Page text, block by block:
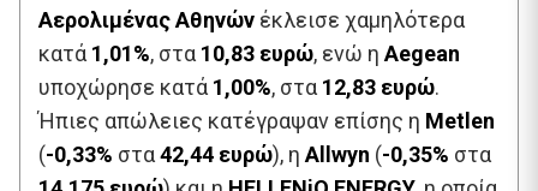
Αερολιμένας Αθηνών έκλεισε χαμηλότερα
κατά 1,01%, στα 10,83 ευρώ, ενώ η Aegean
υποχώρησε κατά 1,00%, στα 12,83 ευρώ.
Ήπιες απώλειες κατέγραψαν επίσης η Metlen
(-0,33% στα42,44 ευρώ), η Allwyn (-0,35% στα